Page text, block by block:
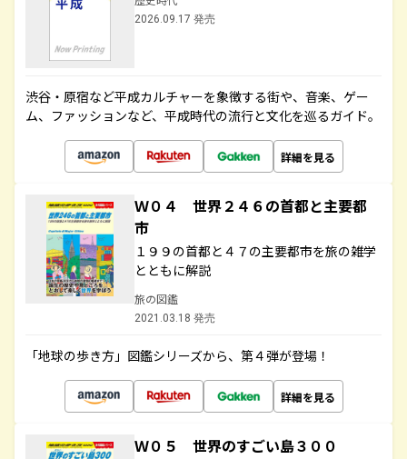
2026.09.17 発売
渋谷・原宿など平成カルチャーを象徴する街や、音楽、ゲー
ム、ファッションなど、平成時代の流行と文化を巡るガイド。
詳細を見る
Ｗ０４ 世界２４６の首都と主要都
市
１９９の首都と４７の主要都市を旅の雑学
とともに解説
旅の図鑑
2021.03.18 発売
「地球の歩き方」図鑑シリーズから、第４弾が登場！
詳細を見る
Ｗ０５ 世界のすごい島３００